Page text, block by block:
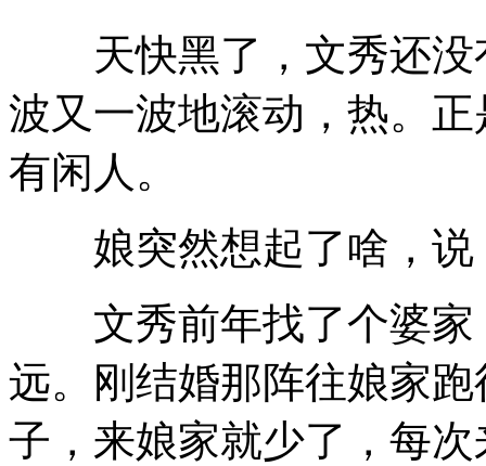
天快黑了，文秀还没
波又一波地滚动，热。
有闲人。
娘突然想起了啥，说
文秀前年找了个婆家
远。刚结婚那阵往娘家
子，来娘家就少了，每